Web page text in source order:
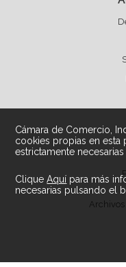
Cámara de Comercio,
cookies propias en esta
estrictamente
CliqueAquí para más
necesarias pulsando el